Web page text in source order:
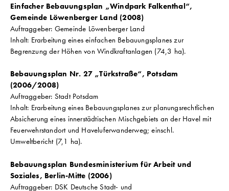
Einfacher Bebauungsplan „Windpark Falkenthal“,
Gemeinde Löwenberger Land (2008)
Auftraggeber: Gemeinde Löwenberger Land
Inhalt: Erarbeitung eines einfachen Bebauungsplanes zur
Begrenzung der Höhen von Windkraftanlagen (74,3 ha).
Bebauungsplan Nr. 27 „Türkstraße“, Potsdam
(2006/2008)
Auftraggeber: Stadt Potsdam
Inhalt: Erarbeitung eines Bebauungsplanes zur planungsrechtlichen
Absicherung eines innerstädtischen Mischgebiets an der Havel mit
Feuerwehrstandort und Haveluferwanderweg; einschl.
Umweltbericht (7,1 ha).
Bebauungsplan Bundesministerium für Arbeit und
Soziales, Berlin-Mitte (2006)
Auftraggeber: DSK Deutsche Stadt- und